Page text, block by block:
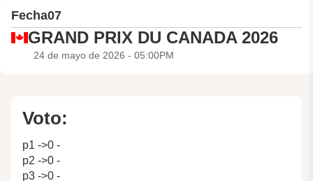
Fecha07
GRAND PRIX DU CANADA 2026
24 de mayo de 2026 - 05:00PM
Voto:
p1 ->0 -
p2 ->0 -
p3 ->0 -